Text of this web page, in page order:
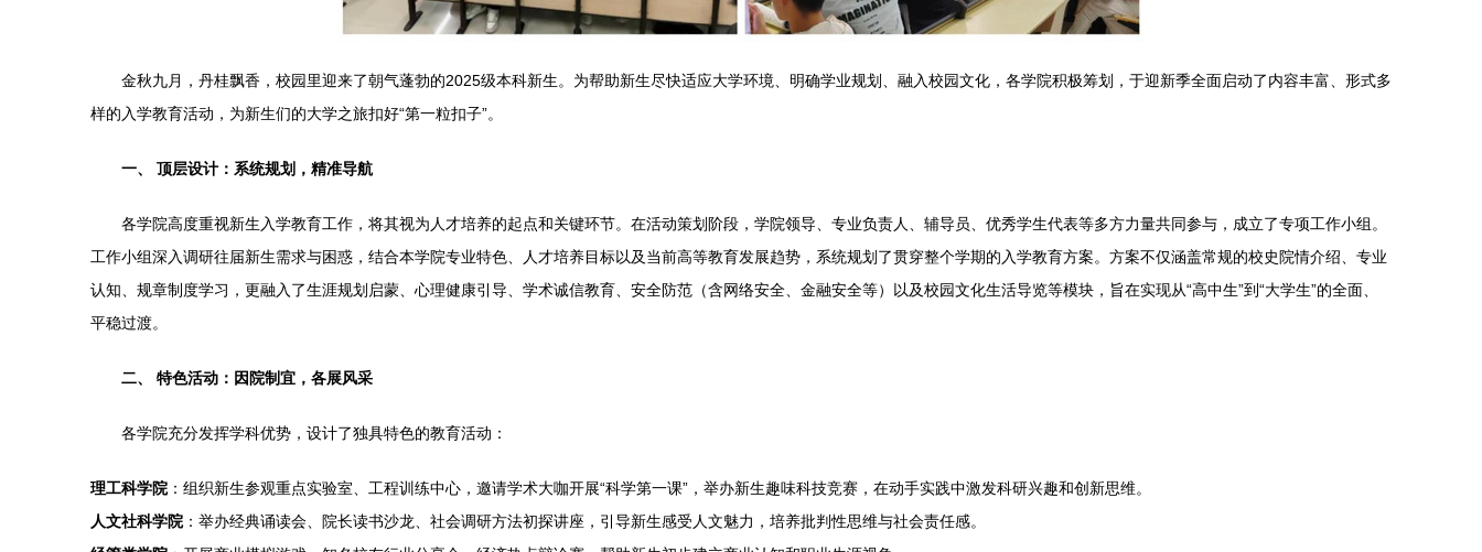
金秋九月，丹桂飘香，校园里迎来了朝气蓬勃的2025级本科新生。为帮助新生尽快适应大学环境、明确学业规划、融入校园文化，各学院积极筹划，于迎新季全面启动了内容丰富、形式多
样的入学教育活动，为新生们的大学之旅扣好“第一粒扣子”。
一、 顶层设计：系统规划，精准导航
各学院高度重视新生入学教育工作，将其视为人才培养的起点和关键环节。在活动策划阶段，学院领导、专业负责人、辅导员、优秀学生代表等多方力量共同参与，成立了专项工作小组。
工作小组深入调研往届新生需求与困惑，结合本学院专业特色、人才培养目标以及当前高等教育发展趋势，系统规划了贯穿整个学期的入学教育方案。方案不仅涵盖常规的校史院情介绍、专业
认知、规章制度学习，更融入了生涯规划启蒙、心理健康引导、学术诚信教育、安全防范（含网络安全、金融安全等）以及校园文化生活导览等模块，旨在实现从“高中生”到“大学生”的全面、
平稳过渡。
二、 特色活动：因院制宜，各展风采
各学院充分发挥学科优势，设计了独具特色的教育活动：
理工科学院：组织新生参观重点实验室、工程训练中心，邀请学术大咖开展“科学第一课”，举办新生趣味科技竞赛，在动手实践中激发科研兴趣和创新思维。
人文社科学院：举办经典诵读会、院长读书沙龙、社会调研方法初探讲座，引导新生感受人文魅力，培养批判性思维与社会责任感。